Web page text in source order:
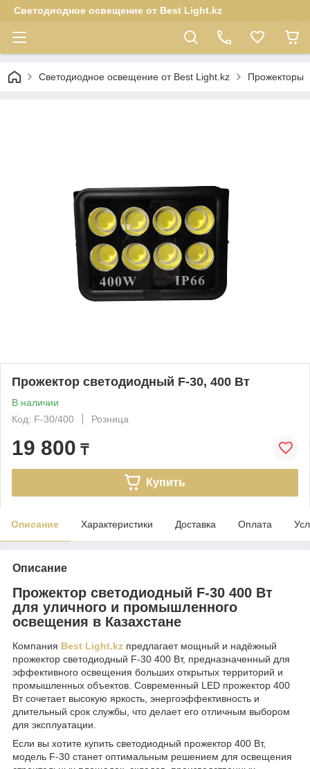
Светодиодное освещение от Best Light.kz
Светодиодное освещение от Best Light.kz Прожекторы
Прожектор светодиодный F-30, 400 Вт
В наличии
Код: F-30/400
Розница
19 800 ₸
Купить
Описание Характеристики Доставка Оплата
Описание
Прожектор светодиодный F-30 400 Вт
для уличного и промышленного
освещения в Казахстане
Компания Best Light.kz предлагает мощный и надёжный
прожектор светодиодный F-30 400 Вт, предназначенный для
эффективного освещения больших открытых территорий и
промышленных объектов. Современный LED прожектор 400
Вт сочетает высокую яркость, энергоэффективность и
длительный срок службы, что делает его отличным выбором
для эксплуатации.
Если вы хотите купить светодиодный прожектор 400 Вт,
модель F-30 станет оптимальным решением для освещения